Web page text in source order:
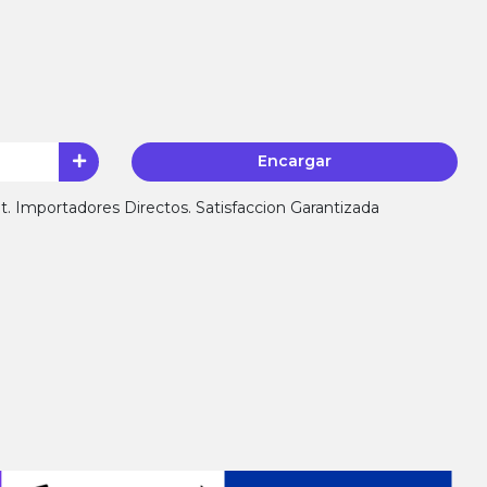
Encargar
Importadores Directos. Satisfaccion Garantizada